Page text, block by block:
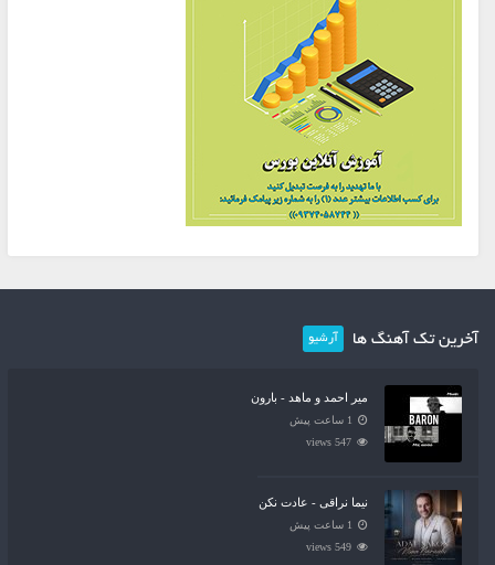
آخرین تک آهنگ ها آرشیو
میر احمد و ماهد - بارون
1 ساعت پیش
547 views
نیما نراقی - عادت نکن
1 ساعت پیش
549 views